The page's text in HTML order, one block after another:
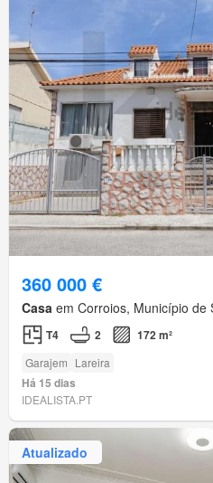
360 000 €
Casa em Corroios, Município de
T4 2 172 m²
Garajem Lareira
Há 15 dias
IDEALISTA.PT
Atualizado